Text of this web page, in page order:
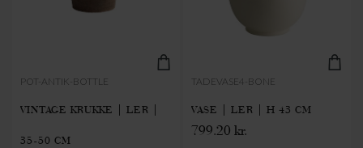
POT-ANTIK-BOTTLE
VINTAGE KRUKKE | LER |
35-50 CM
TADEVASE4-BONE
VASE | LER | H 43 CM
799.20 kr.